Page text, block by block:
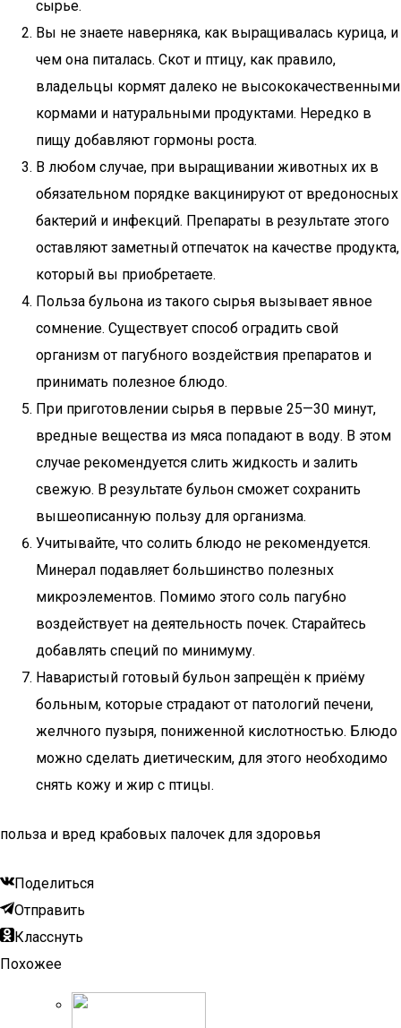
сырье.
Вы не знаете наверняка, как выращивалась курица, и
чем она питалась. Скот и птицу, как правило,
владельцы кормят далеко не высококачественными
кормами и натуральными продуктами. Нередко в
пищу добавляют гормоны роста.
В любом случае, при выращивании животных их в
обязательном порядке вакцинируют от вредоносных
бактерий и инфекций. Препараты в результате этого
оставляют заметный отпечаток на качестве продукта,
который вы приобретаете.
Польза бульона из такого сырья вызывает явное
сомнение. Существует способ оградить свой
организм от пагубного воздействия препаратов и
принимать полезное блюдо.
При приготовлении сырья в первые 25—30 минут,
вредные вещества из мяса попадают в воду. В этом
случае рекомендуется слить жидкость и залить
свежую. В результате бульон сможет сохранить
вышеописанную пользу для организма.
Учитывайте, что солить блюдо не рекомендуется.
Минерал подавляет большинство полезных
микроэлементов. Помимо этого соль пагубно
воздействует на деятельность почек. Старайтесь
добавлять специй по минимуму.
Наваристый готовый бульон запрещён к приёму
больным, которые страдают от патологий печени,
желчного пузыря, пониженной кислотностью. Блюдо
можно сделать диетическим, для этого необходимо
снять кожу и жир с птицы.
польза и вред крабовых палочек для здоровья
Поделиться
Отправить
Класснуть
Похожее